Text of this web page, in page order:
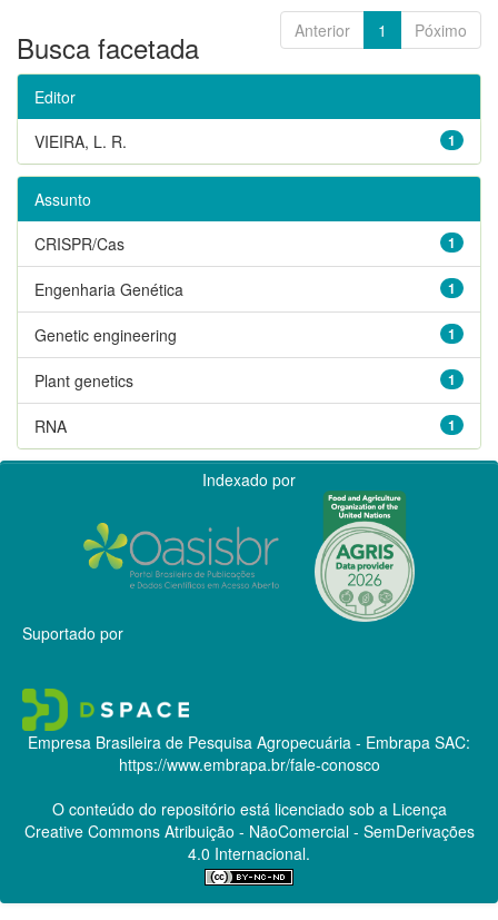
Anterior 1 Póximo
Busca facetada
Editor
1
VIEIRA, L. R.
Assunto
1
CRISPR/Cas
1
Engenharia Genética
1
Genetic engineering
1
Plant genetics
1
RNA
Indexado por
Suportado por
Empresa Brasileira de Pesquisa Agropecuária - Embrapa SAC:
https://www.embrapa.br/fale-conosco
O conteúdo do repositório está licenciado sob a Licença
Creative CommonsAtribuição - NãoComercial - SemDerivações
4.0 Internacional.